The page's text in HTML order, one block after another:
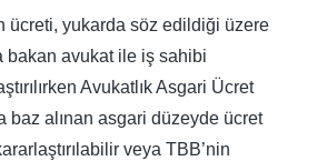
ücreti, yukarda söz edildiği üzere
bakan avukat ile iş sahibi
Avukatlık Asgari Ücret
baz alınan asgari düzeyde ücret
veya TBB’nin